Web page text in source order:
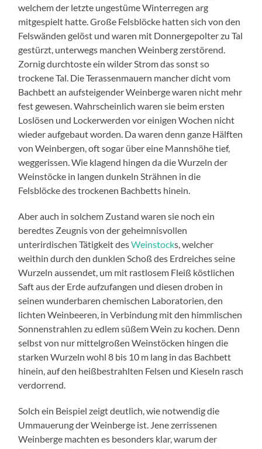
welchem der letzte ungestüme Winterregen arg
mitgespielt hatte. Große Felsblöcke hatten sich von den
Felswänden gelöst und waren mit Donnergepolter zu Tal
gestürzt, unterwegs manchen Weinberg zerstörend.
Zornig durchtoste ein wilder Strom das sonst so
trockene Tal. Die Terassenmauern mancher dicht vom
Bachbett an aufsteigender Weinberge waren nicht mehr
fest gewesen. Wahrscheinlich waren sie beim ersten
Loslösen und Lockerwerden vor einigen Wochen nicht
wieder aufgebaut worden. Da waren denn ganze Hälften
von Weinbergen, oft sogar über eine Mannshöhe tief,
weggerissen. Wie klagend hingen da die Wurzeln der
Weinstöcke in langen dunkeln Strähnen in die
Felsblöcke des trockenen Bachbetts hinein.
Aber auch in solchem Zustand waren sie noch ein
beredtes Zeugnis von der geheimnisvollen
unterirdischen Tätigkeit desWeinstocks, welcher
weithin durch den dunklen Schoß des Erdreiches seine
Wurzeln aussendet, um mit rastlosem Fleiß köstlichen
Saft aus der Erde aufzufangen und diesen droben in
seinen wunderbaren chemischen Laboratorien, den
lichten Weinbeeren, in Verbindung mit den himmlischen
Sonnenstrahlen zu edlem süßem Wein zu kochen. Denn
selbst von nur mittelgroßen Weinstöcken hingen die
starken Wurzeln wohl 8 bis 10 m lang in das Bachbett
hinein, auf den heißbestrahlten Felsen und Kieseln rasch
verdorrend.
Solch ein Beispiel zeigt deutlich, wie notwendig die
Ummauerung der Weinberge ist. Jene zerrissenen
Weinberge machten es besonders klar, warum der